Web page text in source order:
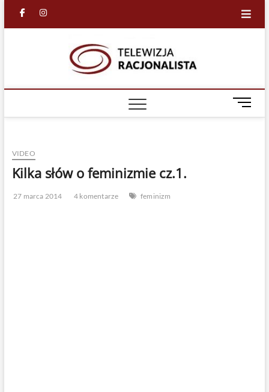
facebook
in
M
e
VIDEO
Kilka słów o feminizmie cz.1.
27 marca 2014 4 komentarze feminizm